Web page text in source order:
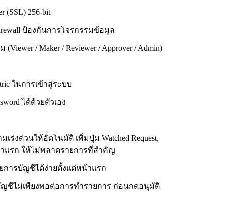
(SSL) 256-bit
ป้องกันการโจรกรรมข้อมูล
/ Maker / Reviewer / Approver / Admin)
ในการเข้าสู่ระบบ
ได้ด้วยตัวเอง
ร่งด่วนให้อัตโนมัติ เพิ่มปุ่ม Watched Request,
แรก ให้ไม่พลาดรายการที่สำคัญ
การบัญชีได้ง่ายตั้งแต่หน้าแรก
ชีไม่เพียงพอต่อการทำรายการ ก่อนกดอนุมัติ